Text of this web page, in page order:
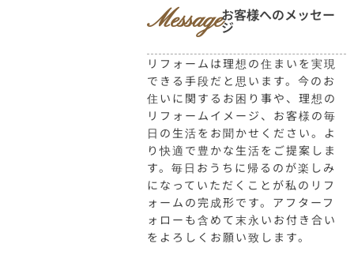
Messageお客様へのメッセー
ジ
リフォームは理想の住まいを実現
できる手段だと思います。今のお
住いに関するお困り事や、理想の
リフォームイメージ、お客様の毎
日の生活をお聞かせください。よ
り快適で豊かな生活をご提案しま
す。毎日おうちに帰るのが楽しみ
になっていただくことが私のリフ
ォームの完成形です。アフターフ
ォローも含めて末永いお付き合い
をよろしくお願い致します。